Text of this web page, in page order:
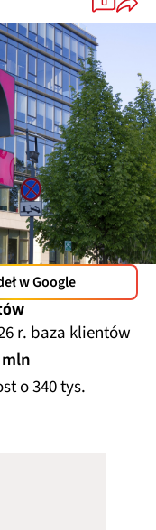
w Google
r. baza klientów
o 340 tys.